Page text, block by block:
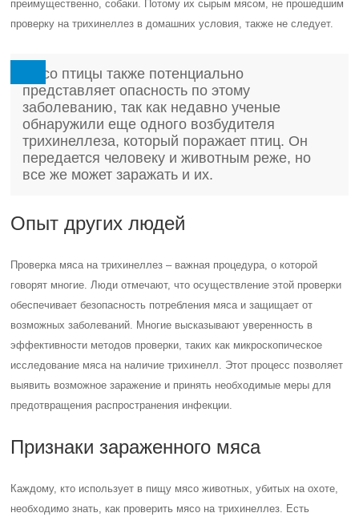
преимущественно, собаки. Потому их сырым мясом, не прошедшим
проверку на трихинеллез в домашних условия, также не следует.
Мясо птицы также потенциально
представляет опасность по этому
заболеванию, так как недавно ученые
обнаружили еще одного возбудителя
трихинеллеза, который поражает птиц. Он
передается человеку и животным реже, но
все же может заражать и их.
Опыт других людей
Проверка мяса на трихинеллез – важная процедура, о которой
говорят многие. Люди отмечают, что осуществление этой проверки
обеспечивает безопасность потребления мяса и защищает от
возможных заболеваний. Многие высказывают уверенность в
эффективности методов проверки, таких как микроскопическое
исследование мяса на наличие трихинелл. Этот процесс позволяет
выявить возможное заражение и принять необходимые меры для
предотвращения распространения инфекции.
Признаки зараженного мяса
Каждому, кто использует в пищу мясо животных, убитых на охоте,
необходимо знать, как проверить мясо на трихинеллез. Есть